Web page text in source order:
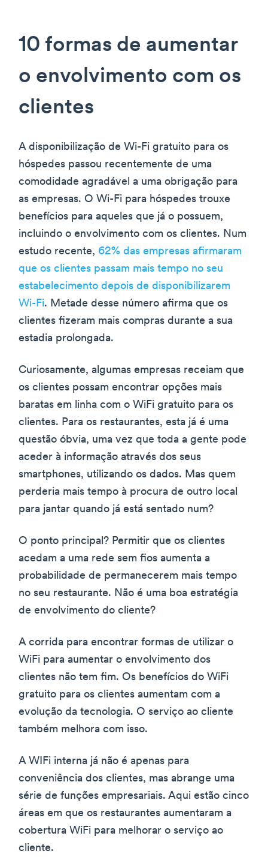
10 formas de aumentar
o envolvimento com os
clientes
A disponibilização de Wi-Fi gratuito para os
hóspedes passou recentemente de uma
comodidade agradável a uma obrigação para
as empresas. O Wi-Fi para hóspedes trouxe
benefícios para aqueles que já o possuem,
incluindo o envolvimento com os clientes. Num
estudo recente, 62% das empresas afirmaram
que os clientes passam mais tempo no seu
estabelecimento depois de disponibilizarem
Wi-Fi. Metade desse número afirma que os
clientes fizeram mais compras durante a sua
estadia prolongada.
Curiosamente, algumas empresas receiam que
os clientes possam encontrar opções mais
baratas em linha com o WiFi gratuito para os
clientes. Para os restaurantes, esta já é uma
questão óbvia, uma vez que toda a gente pode
aceder à informação através dos seus
smartphones, utilizando os dados. Mas quem
perderia mais tempo à procura de outro local
para jantar quando já está sentado num?
O ponto principal? Permitir que os clientes
acedam a uma rede sem fios aumenta a
probabilidade de permanecerem mais tempo
no seu restaurante. Não é uma boa estratégia
de envolvimento do cliente?
A corrida para encontrar formas de utilizar o
WiFi para aumentar o envolvimento dos
clientes não tem fim. Os benefícios do WiFi
gratuito para os clientes aumentam com a
evolução da tecnologia. O serviço ao cliente
também melhora com isso.
A WIFi interna já não é apenas para
conveniência dos clientes, mas abrange uma
série de funções empresariais. Aqui estão cinco
áreas em que os restaurantes aumentaram a
cobertura WiFi para melhorar o serviço ao
cliente.